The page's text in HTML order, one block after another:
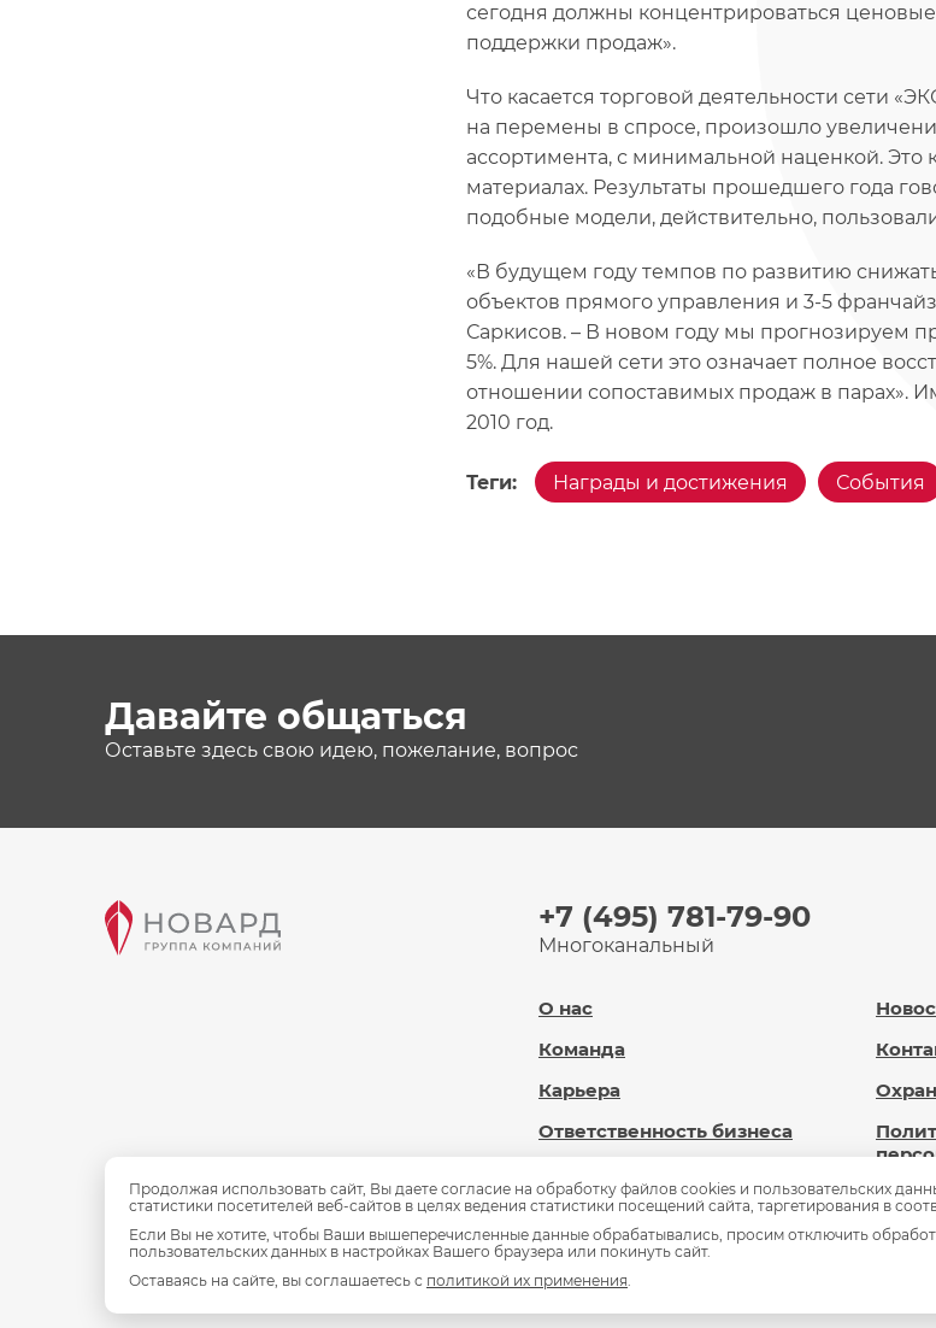
сегодня должны концентрироваться
поддержки продаж».
Что касается торговой деятельности сети
на перемены в спросе, произошло
ассортимента, с минимальной наценкой.
материалах. Результаты прошедшего года
подобные модели, действительно,
«В будущем году темпов по развитию
объектов прямого управления и 3-5
Саркисов. – В новом году мы прогнозируем
5%. Для нашей сети это означает полное
отношении сопоставимых продаж в парах».
2010 год.
Теги: Награды и достижения События
Давайте общаться
Оставьте здесь свою идею, пожелание, вопрос
+7 (495) 781-79-90
Многоканальный
О нас
Команда
Карьера
Ответственность бизнеса
Доброновард.рф
Статьи
Продолжая использовать сайт, Вы даете согласие на обработку файлов cookies и пользовательских
статистики посетителей веб-сайтов в целях ведения статистики посещений сайта, таргетирования в
Если Вы не хотите, чтобы Ваши вышеперечисленные данные обрабатывались, просим отключить
пользовательских данных в настройках Вашего браузера или покинуть сайт.
Оставаясь на сайте, вы соглашаетесь с политикой их применения.